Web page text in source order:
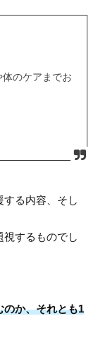
のケアまでお
する内容、そし
視するものでし
のか、それとも1